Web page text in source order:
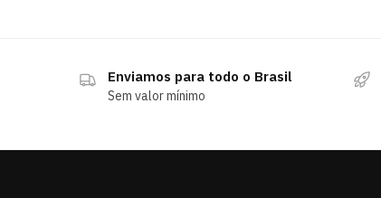
Enviamos para todo o Brasil
Sem valor mínimo